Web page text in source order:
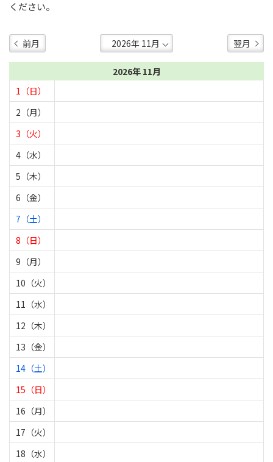
ください。
前月 翌月
2026年 11月
1（日）
2（月）
3（火）
4（水）
5（木）
6（金）
7（土）
8（日）
9（月）
10（火）
11（水）
12（木）
13（金）
14（土）
15（日）
16（月）
17（火）
18（水）